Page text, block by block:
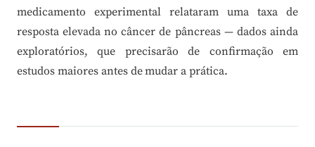
medicamento experimental relataram uma taxa de
resposta elevada no câncer de pâncreas — dados ainda
exploratórios, que precisarão de confirmação em
estudos maiores antes de mudar a prática.